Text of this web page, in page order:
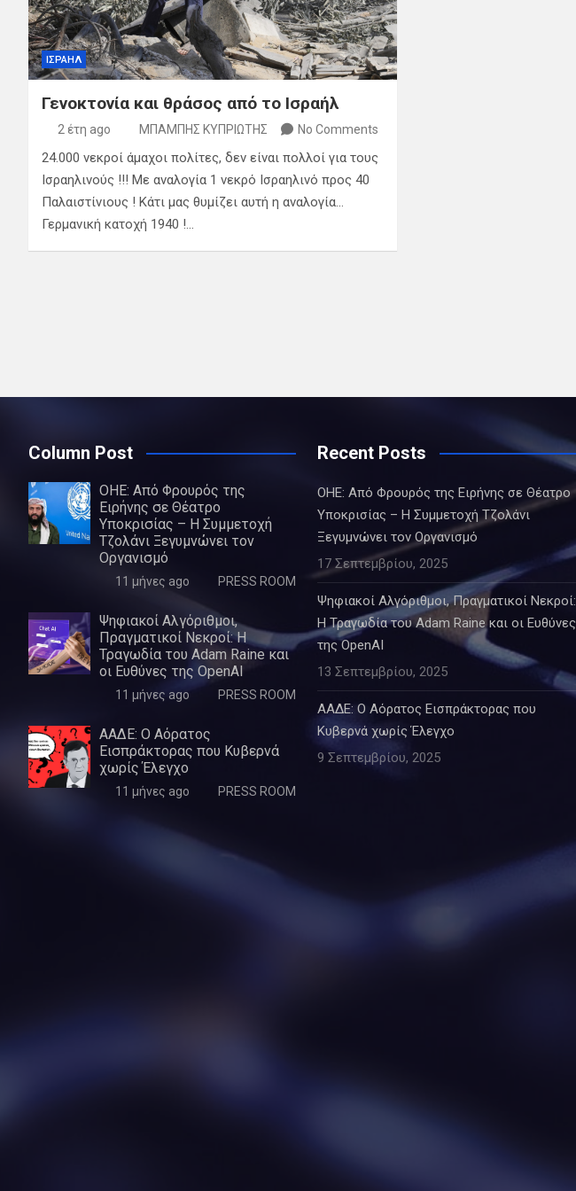
ΙΣΡΑΗΛ
Γενοκτονία και θράσος από το Ισραήλ
2 έτη ago ΜΠΑΜΠΗΣ ΚΥΠΡΙΩΤΗΣ No Comments
24.000 νεκροί άμαχοι πολίτες, δεν είναι πολλοί για τους
Ισραηλινούς !!! Με αναλογία 1 νεκρό Ισραηλινό προς 40
Παλαιστίνιους ! Κάτι μας θυμίζει αυτή η αναλογία…
Γερμανική κατοχή 1940 !…
Column Post
ΟΗΕ: Από Φρουρός της
Ειρήνης σε Θέατρο
Υποκρισίας – Η Συμμετοχή
Τζολάνι Ξεγυμνώνει τον
Οργανισμό
11 μήνες ago PRESS ROOM
Ψηφιακοί Αλγόριθμοι,
Πραγματικοί Νεκροί: Η
Τραγωδία του Adam Raine και
οι Ευθύνες της OpenAI
11 μήνες ago PRESS ROOM
ΑΑΔΕ: Ο Αόρατος
Εισπράκτορας που Κυβερνά
χωρίς Έλεγχο
11 μήνες ago PRESS ROOM
Recent Posts
ΟΗΕ: Από Φρουρός της Ειρήνης σε Θέατρο
Υποκρισίας – Η Συμμετοχή Τζολάνι
Ξεγυμνώνει τον Οργανισμό
17 Σεπτεμβρίου, 2025
Ψηφιακοί Αλγόριθμοι, Πραγματικοί Νεκροί:
Η Τραγωδία του Adam Raine και οι Ευθύνες
της OpenAI
13 Σεπτεμβρίου, 2025
ΑΑΔΕ: Ο Αόρατος Εισπράκτορας που
Κυβερνά χωρίς Έλεγχο
9 Σεπτεμβρίου, 2025